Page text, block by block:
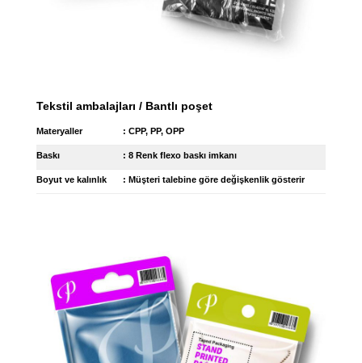
Tekstil ambalajları / Bantlı poşet
Materyaller : CPP, PP, OPP
Baskı : 8 Renk flexo baskı imkanı
Boyut ve kalınlık : Müşteri talebine göre değişkenlik gösterir